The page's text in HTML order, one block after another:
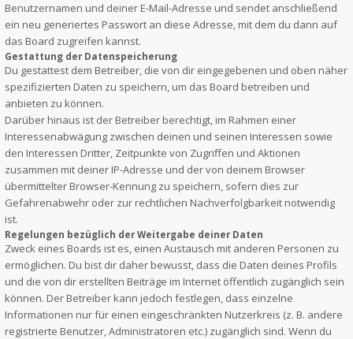
Benutzernamen und deiner E-Mail-Adresse und sendet anschließend
ein neu generiertes Passwort an diese Adresse, mit dem du dann auf
das Board zugreifen kannst.
Gestattung der Datenspeicherung
Du gestattest dem Betreiber, die von dir eingegebenen und oben näher
spezifizierten Daten zu speichern, um das Board betreiben und
anbieten zu können.
Darüber hinaus ist der Betreiber berechtigt, im Rahmen einer
Interessenabwägung zwischen deinen und seinen Interessen sowie
den Interessen Dritter, Zeitpunkte von Zugriffen und Aktionen
zusammen mit deiner IP-Adresse und der von deinem Browser
übermittelter Browser-Kennung zu speichern, sofern dies zur
Gefahrenabwehr oder zur rechtlichen Nachverfolgbarkeit notwendig
ist.
Regelungen bezüglich der Weitergabe deiner Daten
Zweck eines Boards ist es, einen Austausch mit anderen Personen zu
ermöglichen. Du bist dir daher bewusst, dass die Daten deines Profils
und die von dir erstellten Beiträge im Internet öffentlich zugänglich sein
können. Der Betreiber kann jedoch festlegen, dass einzelne
Informationen nur für einen eingeschränkten Nutzerkreis (z. B. andere
registrierte Benutzer, Administratoren etc.) zugänglich sind. Wenn du